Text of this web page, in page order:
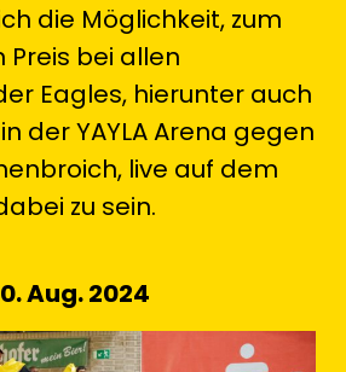
die Möglichkeit, zum
bei allen
Eagles, hierunter auch
der YAYLA Arena gegen
live auf dem
zu sein.
Aug. 2024